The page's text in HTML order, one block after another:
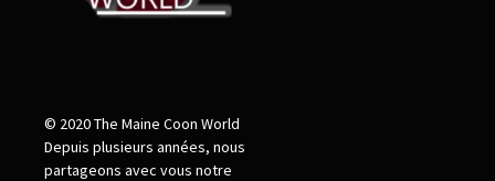
© 2020 The Maine Coon World
Depuis plusieurs années, nous
partageons avec vous notre